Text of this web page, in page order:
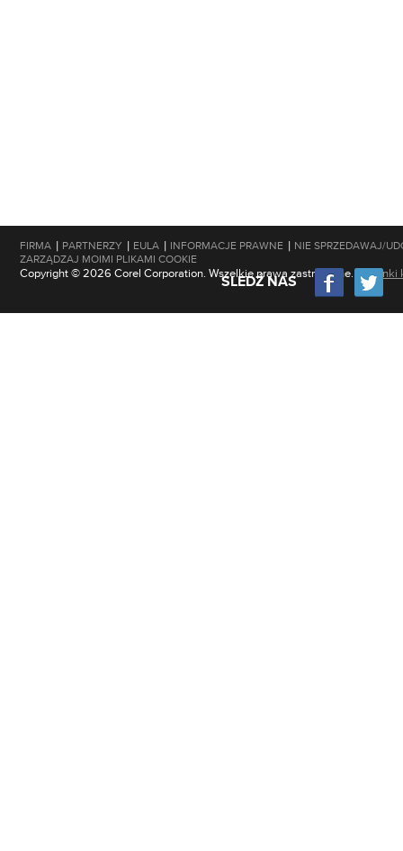
FIRMA | PARTNERZY | EULA | INFORMACJE PRAWNE | NIE SPRZEDAWAJ/
ZARZĄDZAJ MOIMI PLIKAMI COOKIE
Copyright © 2026 Corel Corporation. Wszelkie prawa zastrzeżone.
ŚLEDŹ NAS